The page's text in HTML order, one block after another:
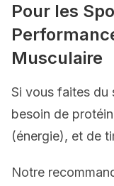
Pour les
Musculaire
Si vous faites du
besoin de
(énergie), et de
Notre